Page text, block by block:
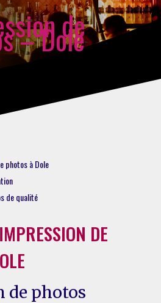
de
– Dole
photos à Dole
de qualité
DE
de photos